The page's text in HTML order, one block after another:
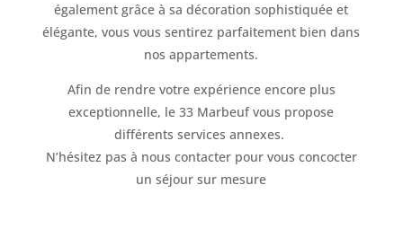
également grâce à sa décoration sophistiquée et
élégante, vous vous sentirez parfaitement bien dans
nos appartements.
Afin de rendre votre expérience encore plus
exceptionnelle, le 33 Marbeuf vous propose
différents services annexes.
N’hésitez pas à nous contacter pour vous concocter
un séjour sur mesure